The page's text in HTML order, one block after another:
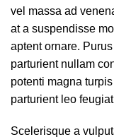
vel massa ad
at a suspendisse
aptent ornare.
parturient nullam
potenti magna
parturient leo
Scelerisque a